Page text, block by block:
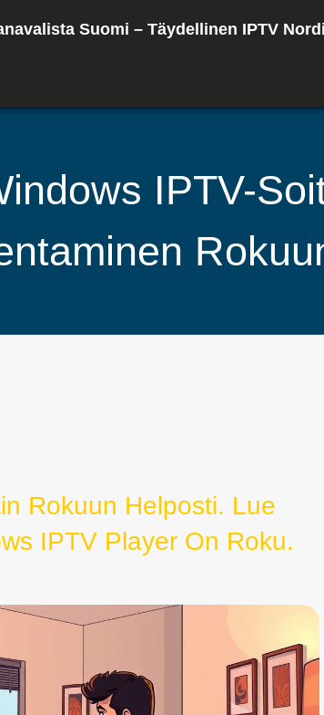
Suomi – Täydellinen IPTV
IPTV-
Rokuun Helposti. Lue
IPTV Player On Roku.